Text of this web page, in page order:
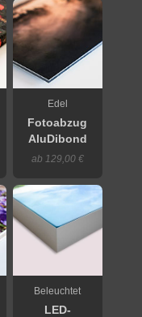
Edel
Fotoabzug
AluDibond
ab 129,00 €
Beleuchtet
LED-